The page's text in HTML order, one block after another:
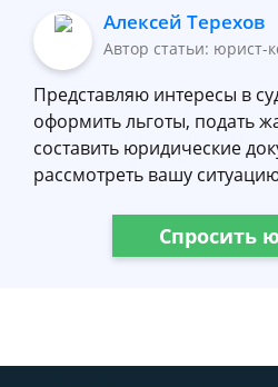
Алексей Терехов
Автор статьи: юрист-
Представляю интересы в
оформить льготы, подать
составить юридические
рассмотреть вашу
Спросить